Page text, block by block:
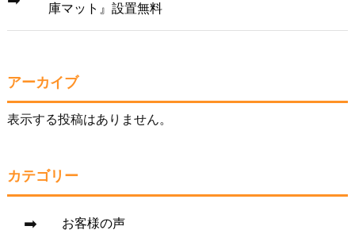
庫マット』設置無料
アーカイブ
表示する投稿はありません。
カテゴリー
お客様の声